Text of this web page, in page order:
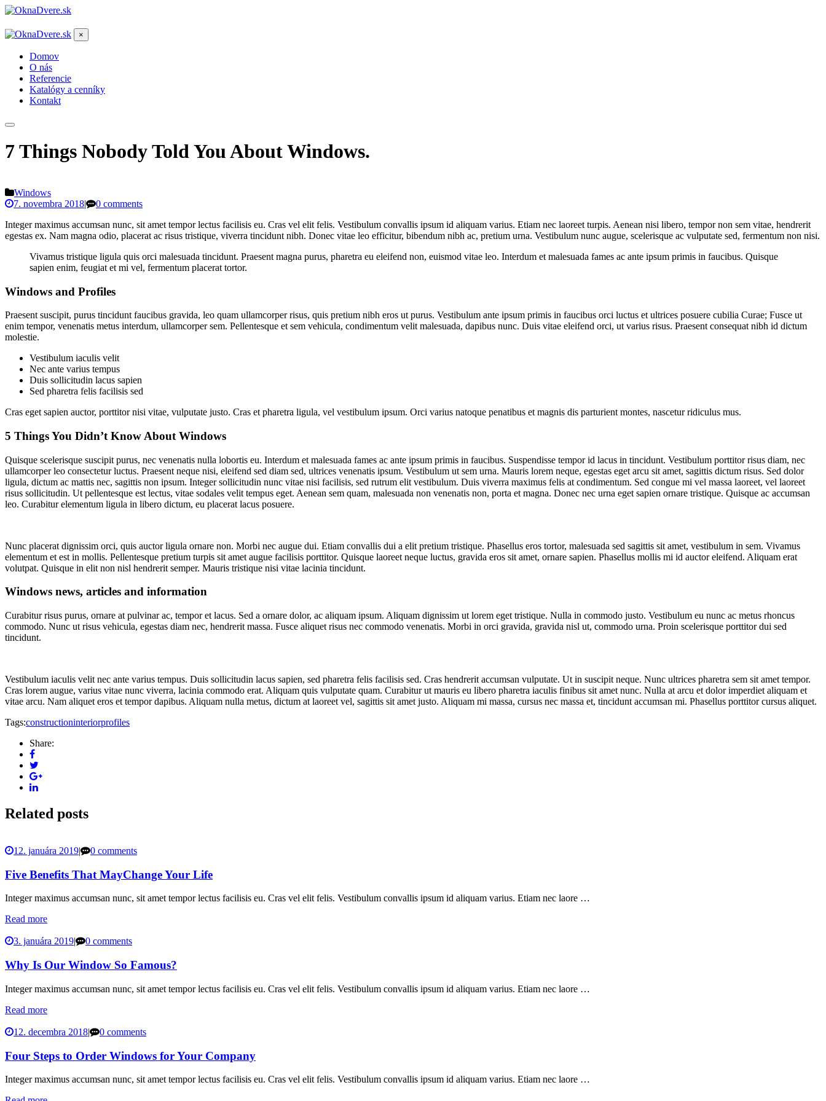
×
Domov
O nás
Referencie
Katalógy a cenníky
Kontakt
7 Things Nobody Told You About Windows.
Windows
7. novembra 2018|
0 comments
Integer maximus accumsan nunc, sit amet tempor lectus facilisis eu. Cras vel elit felis. Vestibulum convallis ipsum id aliquam varius. Etiam nec laoreet turpis. Aenean nisi libero, tempor non sem vitae, hendrerit
egestas ex. Nam magna odio, placerat ac risus tristique, viverra tincidunt nibh. Donec vitae leo efficitur, bibendum nibh ac, pretium urna. Vestibulum nunc augue, scelerisque ac vulputate sed, fermentum non nisi.
Vivamus tristique ligula quis orci malesuada tincidunt. Praesent magna purus, pharetra eu eleifend non, euismod vitae leo. Interdum et malesuada fames ac ante ipsum primis in faucibus. Quisque
sapien enim, feugiat et mi vel, fermentum placerat tortor.
Windows and Profiles
Praesent suscipit, purus tincidunt faucibus gravida, leo quam ullamcorper risus, quis pretium nibh eros ut purus. Vestibulum ante ipsum primis in faucibus orci luctus et ultrices posuere cubilia Curae; Fusce ut
enim tempor, venenatis metus interdum, ullamcorper sem. Pellentesque et sem vehicula, condimentum velit malesuada, dapibus nunc. Duis vitae eleifend orci, ut varius risus. Praesent consequat nibh id dictum
molestie.
Vestibulum iaculis velit
Nec ante varius tempus
Duis sollicitudin lacus sapien
Sed pharetra felis facilisis sed
Cras eget sapien auctor, porttitor nisi vitae, vulputate justo. Cras et pharetra ligula, vel vestibulum ipsum. Orci varius natoque penatibus et magnis dis parturient montes, nascetur ridiculus mus.
5 Things You Didn’t Know About Windows
Quisque scelerisque suscipit purus, nec venenatis nulla lobortis eu. Interdum et malesuada fames ac ante ipsum primis in faucibus. Suspendisse tempor id lacus in tincidunt. Vestibulum porttitor risus diam, nec
ullamcorper leo consectetur luctus. Praesent neque nisi, eleifend sed diam sed, ultrices venenatis ipsum. Vestibulum ut sem urna. Mauris lorem neque, egestas eget arcu sit amet, sagittis dictum risus. Sed dolor
ligula, dictum ac mattis nec, sagittis non ipsum. Integer sollicitudin nunc vitae nisi facilisis, sed rutrum elit vestibulum. Duis viverra maximus felis at condimentum. Sed congue mi vel massa laoreet, vel laoreet
risus sollicitudin. Ut pellentesque est lectus, vitae sodales velit tempus eget. Aenean sem quam, malesuada non venenatis non, porta et magna. Donec nec urna eget sapien ornare tristique. Quisque ac accumsan
leo. Curabitur elementum ligula in libero dictum, eu placerat lacus posuere.
Nunc placerat dignissim orci, quis auctor ligula ornare non. Morbi nec augue dui. Etiam convallis dui a elit pretium tristique. Phasellus eros tortor, malesuada sed sagittis sit amet, vestibulum in sem. Vivamus
elementum et est in mollis. Pellentesque pretium turpis sit amet augue facilisis porttitor. Quisque laoreet neque luctus, gravida eros sit amet, ornare sapien. Phasellus mollis mi id auctor eleifend. Aliquam erat
volutpat. Quisque in elit non nisl hendrerit semper. Mauris tristique nisi vitae lacinia tincidunt.
Windows news, articles and information
Curabitur risus purus, ornare at pulvinar ac, tempor et lacus. Sed a ornare dolor, ac aliquam ipsum. Aliquam dignissim ut lorem eget tristique. Nulla in commodo justo. Vestibulum eu nunc ac metus rhoncus
commodo. Nunc ut risus vehicula, egestas diam nec, hendrerit massa. Fusce aliquet risus nec commodo venenatis. Morbi in orci gravida, gravida nisl ut, commodo urna. Proin scelerisque porttitor dui sed
tincidunt.
Vestibulum iaculis velit nec ante varius tempus. Duis sollicitudin lacus sapien, sed pharetra felis facilisis sed. Cras hendrerit accumsan vulputate. Ut in suscipit neque. Nunc ultrices pharetra sem sit amet tempor.
Cras lorem augue, varius vitae nunc viverra, lacinia commodo erat. Aliquam quis vulputate quam. Curabitur ut mauris eu libero pharetra iaculis finibus sit amet nunc. Nulla at arcu et dolor imperdiet aliquam et
vitae arcu. Nam aliquet eros et tempor dapibus. Aliquam nulla metus, dictum at laoreet vel, sagittis sit amet justo. Aliquam mi massa, cursus nec massa et, tincidunt accumsan mi. Phasellus porttitor cursus aliquet.
Tags:constructioninteriorprofiles
Share:
Related posts
12. januára 2019| 0 comments
Five Benefits That MayChange Your Life
Integer maximus accumsan nunc, sit amet tempor lectus facilisis eu. Cras vel elit felis. Vestibulum convallis ipsum id aliquam varius. Etiam nec laore …
Read more
3. januára 2019| 0 comments
Why Is Our Window So Famous?
Integer maximus accumsan nunc, sit amet tempor lectus facilisis eu. Cras vel elit felis. Vestibulum convallis ipsum id aliquam varius. Etiam nec laore …
Read more
12. decembra 2018| 0 comments
Four Steps to Order Windows for Your Company
Integer maximus accumsan nunc, sit amet tempor lectus facilisis eu. Cras vel elit felis. Vestibulum convallis ipsum id aliquam varius. Etiam nec laore …